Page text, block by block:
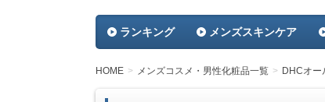
ランキング メンズスキンケア
HOME メンズコスメ・男性化粧品一覧 DHCオー